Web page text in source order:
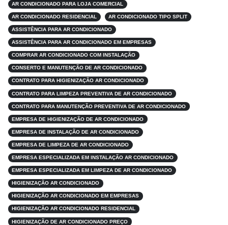
AR CONDICIONADO PARA LOJA COMERCIAL
AR CONDICIONADO RESIDENCIAL AR CONDICIONADO TIPO SPLIT
ASSISTÊNCIA PARA AR CONDICIONADO
ASSISTÊNCIA PARA AR CONDICIONADO EM EMPRESAS
COMPRAR AR CONDICIONADO COM INSTALAÇÃO
CONSERTO E MANUTENÇÃO DE AR CONDICIONADO
CONTRATO PARA HIGIENIZAÇÃO AR CONDICIONADO
CONTRATO PARA LIMPEZA PREVENTIVA DE AR CONDICIONADO
CONTRATO PARA MANUTENÇÃO PREVENTIVA DE AR CONDICIONADO
EMPRESA DE HIGIENIZAÇÃO DE AR CONDICIONADO
EMPRESA DE INSTALAÇÃO DE AR CONDICIONADO
EMPRESA DE LIMPEZA DE AR CONDICIONADO
EMPRESA ESPECIALIZADA EM INSTALAÇÃO AR CONDICIONADO
EMPRESA ESPECIALIZADA EM LIMPEZA DE AR CONDICIONADO
HIGIENIZAÇÃO AR CONDICIONADO
HIGIENIZAÇÃO AR CONDICIONADO EM EMPRESAS
HIGIENIZAÇÃO AR CONDICIONADO RESIDENCIAL
HIGIENIZAÇÃO DE AR CONDICIONADO PREÇO